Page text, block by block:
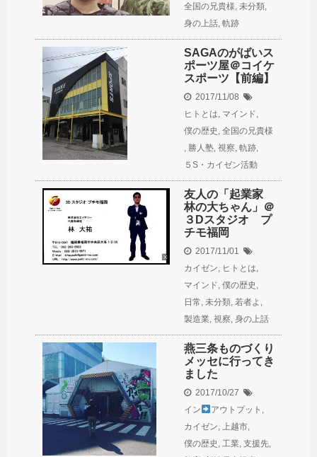
全国の兄貴様, 未分類,
身の上話, 軌跡
SAGAのがばいス
ポーツ屋＠コイケ
スポーツ【前編】
2017/11/08
ヒトとは, マインド,
僕の歴史 , 全国の兄貴様
, 勝人塾, 視察, 軌跡,
５S・カイゼン活動
友人の「起業家
林の大ちゃん」＠
３Dスタジオ プ
チモ福岡
2017/11/01
カイゼン, ヒトとは,
マインド, 僕の歴史 ,
日常, 未分類, 若者よ ,
製造業, 視察, 身の上話
燕三条ものづくり
メッセに行ってき
ました
2017/10/27
イン
アウトプット ,
カイゼン, 上越市,
僕の歴史 , 工業, 支援先,